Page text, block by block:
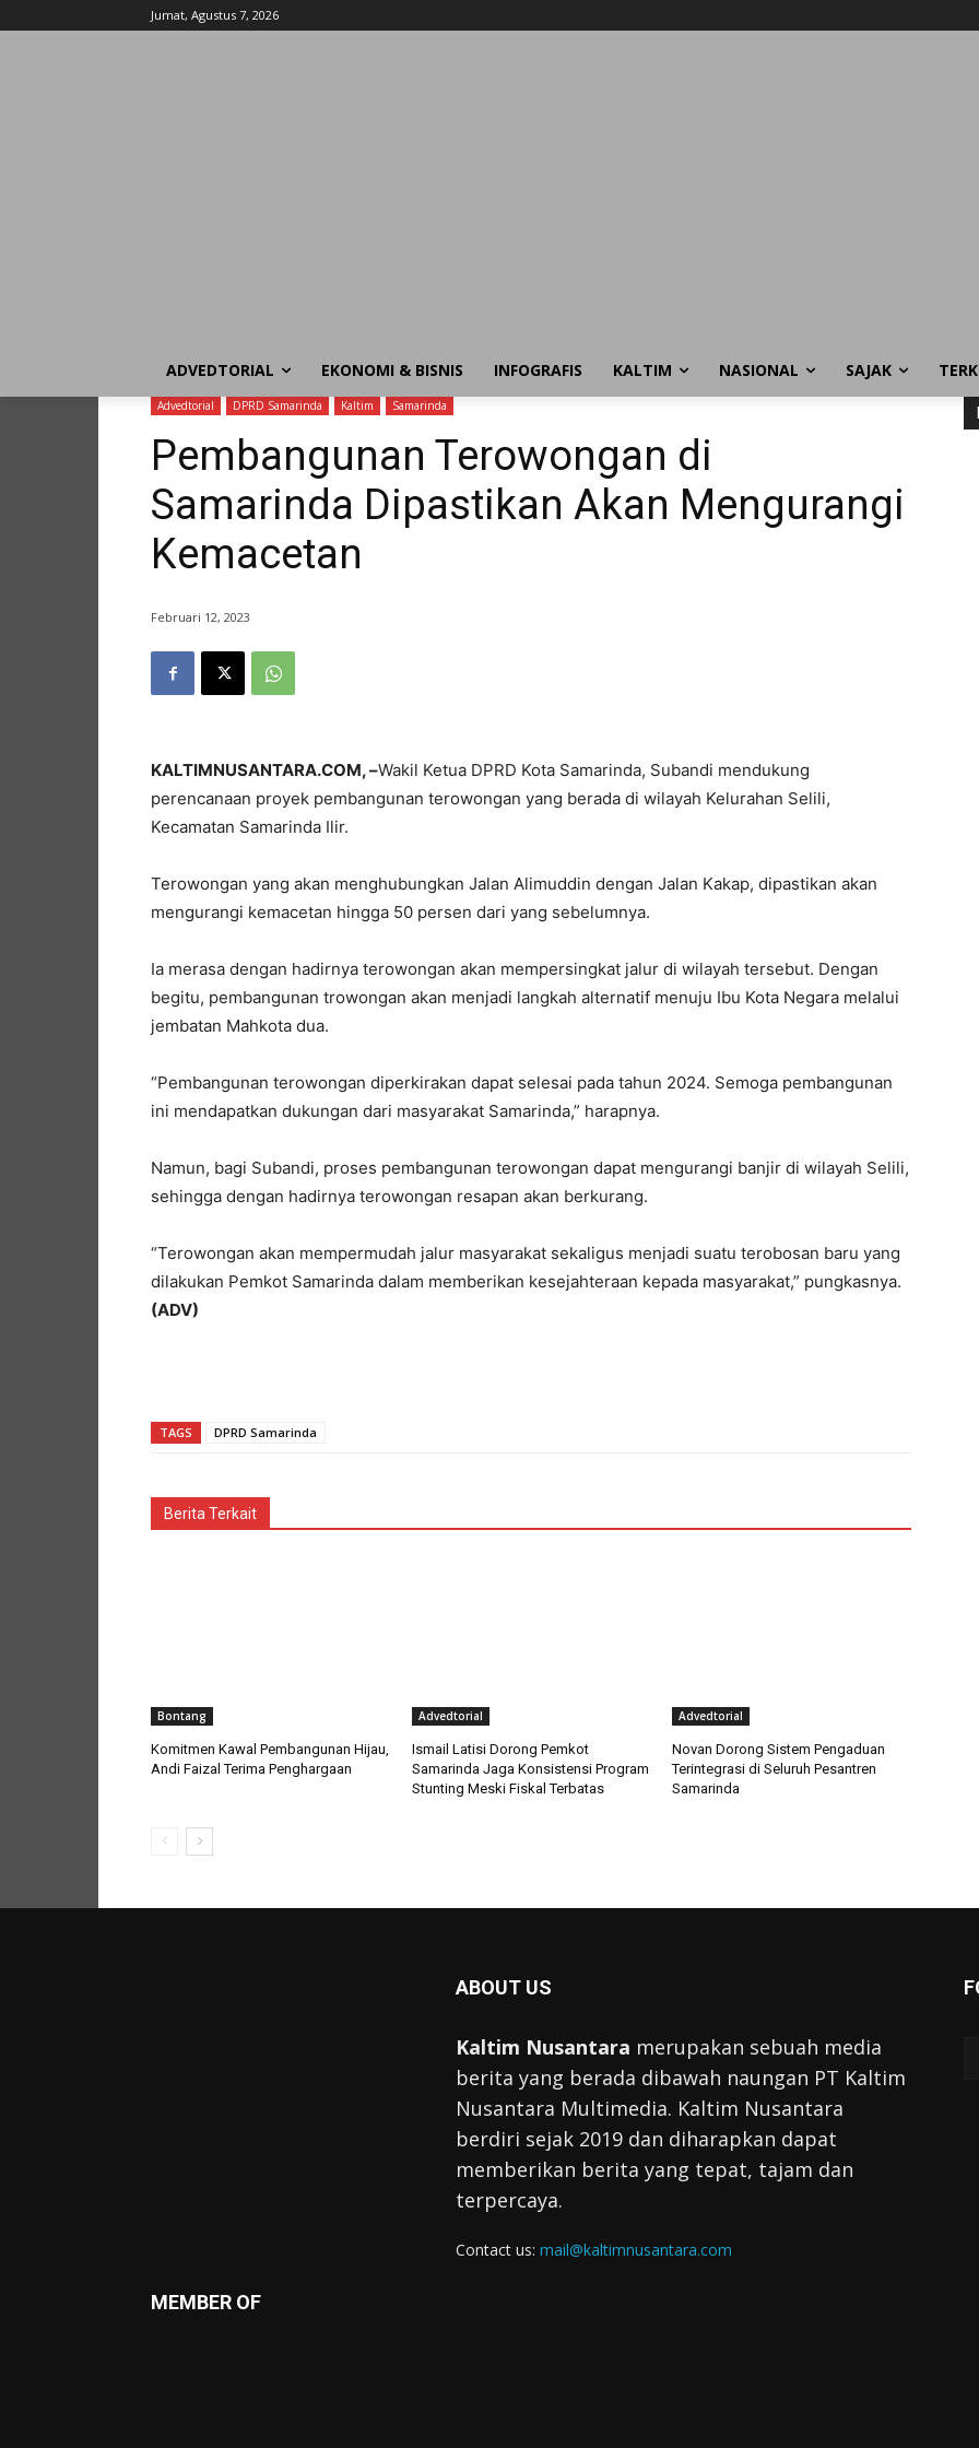
Jumat, Agustus 7, 2026
ADVEDTORIAL EKONOMI & BISNIS INFOGRAFIS KALTIM NASIONAL SAJAK
Advedtorial DPRD Samarinda Kaltim Samarinda
Pembangunan Terowongan di
Samarinda Dipastikan Akan Mengurangi
Kemacetan
Februari 12, 2023
KALTIMNUSANTARA.COM, –Wakil Ketua DPRD Kota Samarinda, Subandi mendukung
perencanaan proyek pembangunan terowongan yang berada di wilayah Kelurahan Selili,
Kecamatan Samarinda Ilir.
Terowongan yang akan menghubungkan Jalan Alimuddin dengan Jalan Kakap, dipastikan akan
mengurangi kemacetan hingga 50 persen dari yang sebelumnya.
Ia merasa dengan hadirnya terowongan akan mempersingkat jalur di wilayah tersebut. Dengan
begitu, pembangunan trowongan akan menjadi langkah alternatif menuju Ibu Kota Negara melalui
jembatan Mahkota dua.
“Pembangunan terowongan diperkirakan dapat selesai pada tahun 2024. Semoga pembangunan
ini mendapatkan dukungan dari masyarakat Samarinda,” harapnya.
Namun, bagi Subandi, proses pembangunan terowongan dapat mengurangi banjir di wilayah Selili,
sehingga dengan hadirnya terowongan resapan akan berkurang.
“Terowongan akan mempermudah jalur masyarakat sekaligus menjadi suatu terobosan baru yang
dilakukan Pemkot Samarinda dalam memberikan kesejahteraan kepada masyarakat,” pungkasnya.
(ADV)
TAGS DPRD Samarinda
Berita Terkait
Bontang
Komitmen Kawal Pembangunan Hijau,
Andi Faizal Terima Penghargaan
Advedtorial
Ismail Latisi Dorong Pemkot
Samarinda Jaga Konsistensi Program
Stunting Meski Fiskal Terbatas
Advedtorial
Novan Dorong Sistem Pengaduan
Terintegrasi di Seluruh Pesantren
Samarinda
MEMBER OF
ABOUT US
Kaltim Nusantara merupakan sebuah media
berita yang berada dibawah naungan PT Kaltim
Nusantara Multimedia. Kaltim Nusantara
berdiri sejak 2019 dan diharapkan dapat
memberikan berita yang tepat, tajam dan
terpercaya.
Contact us: mail@kaltimnusantara.com